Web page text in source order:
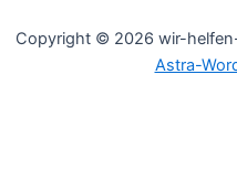
Copyright © 2026 wir-
Astra-